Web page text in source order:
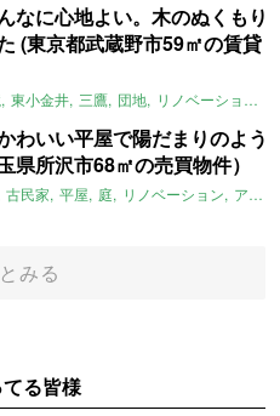
なに心地よい。木のぬくもり
(東京都武蔵野市59㎡の賃貸
東小金井 三鷹 団地 リノベーション
わいい平屋で陽だまりのよう
県所沢市68㎡の売買物件）
古民家 平屋 庭 リノベーション アメリカンハウス
みる
る皆様